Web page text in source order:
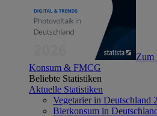
Zum
Konsum & FMCG
Beliebte Statistiken
Aktuelle Statistiken
Vegetarier in Deutschland
Bierkonsum in